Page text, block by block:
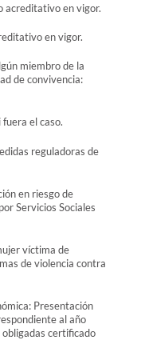
acreditativo en vigor.
en vigor.
miembro de la
de convivencia:
el caso.
reguladoras de
en riesgo de
Servicios Sociales
víctima de
de violencia contra
Presentación
al año
certificado